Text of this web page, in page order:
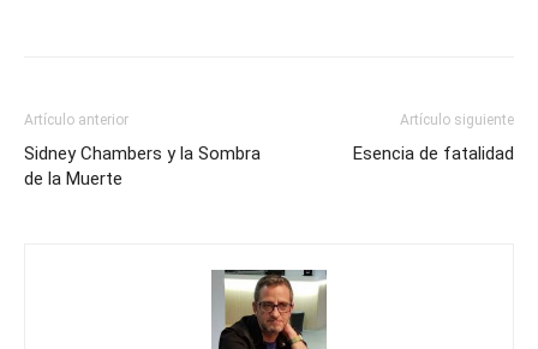
Artículo anterior
Sidney Chambers y la Sombra
de la Muerte
Artículo siguiente
Esencia de fatalidad